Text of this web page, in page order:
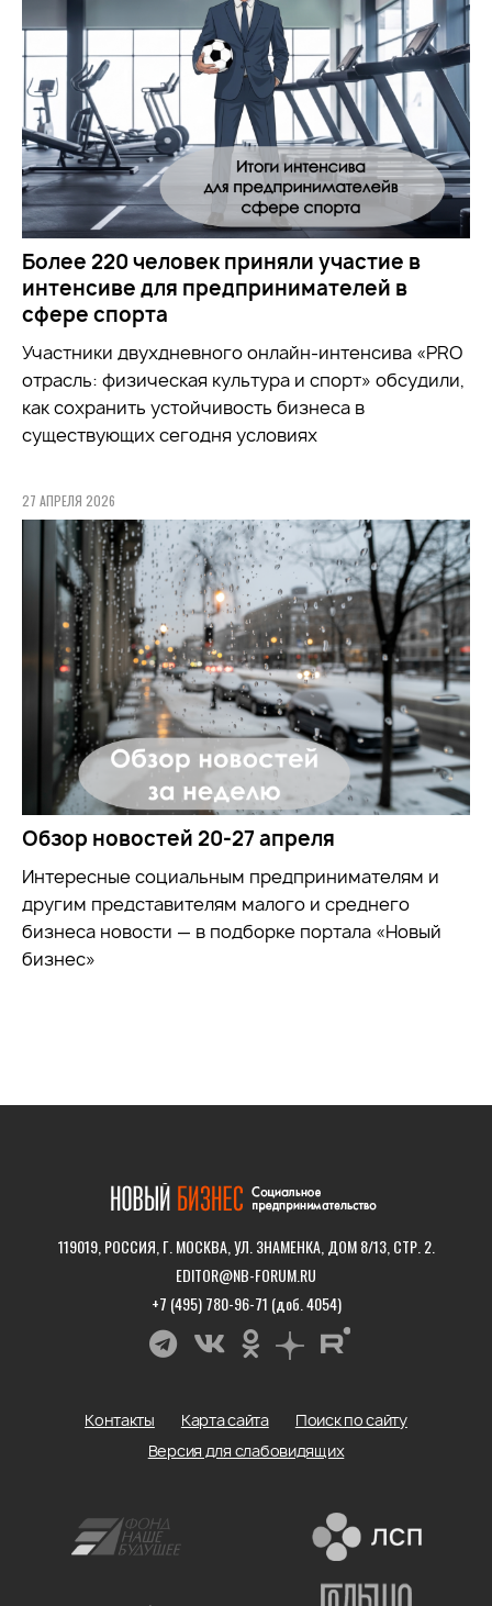
Более 220 человек приняли участие в
интенсиве для предпринимателей в
сфере спорта
Участники двухдневного онлайн-интенсива «PRO
отрасль: физическая культура и спорт» обсудили,
как сохранить устойчивость бизнеса в
существующих сегодня условиях
27 АПРЕЛЯ 2026
Обзор новостей 20-27 апреля
Интересные социальным предпринимателям и
другим представителям малого и среднего
бизнеса новости — в подборке портала «Новый
бизнес»
119019, РОССИЯ, Г. МОСКВА, УЛ. ЗНАМЕНКА, ДОМ 8/13, СТР. 2.
EDITOR@NB-FORUM.RU
+7 (495) 780-96-71 (доб. 4054)
Контакты Карта сайта
Поиск по сайту
Версия для слабовидящих